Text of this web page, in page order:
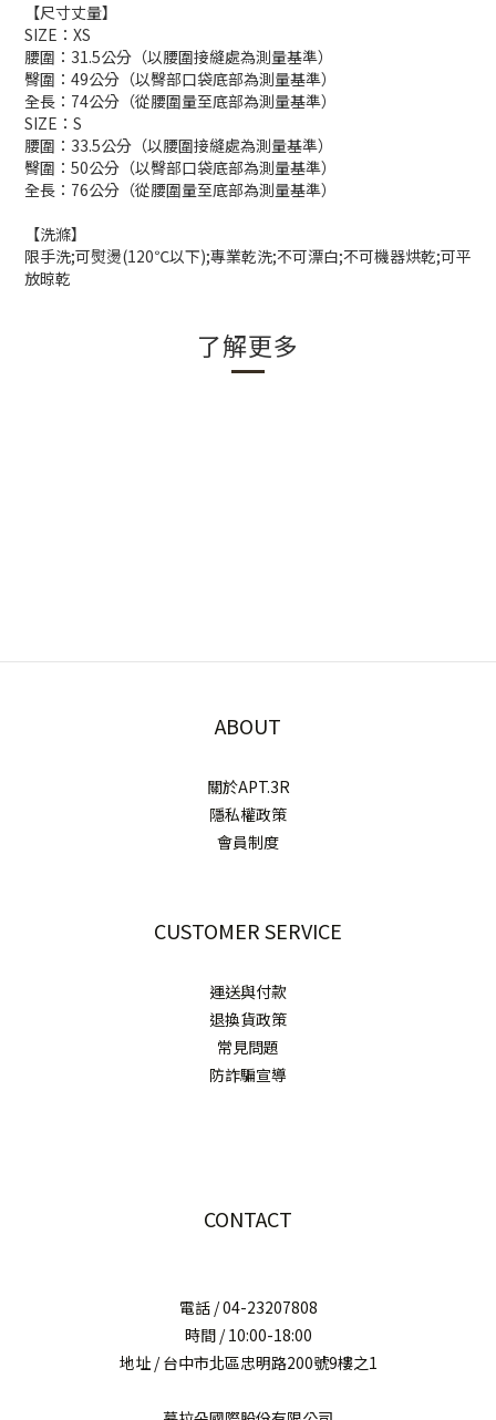
【尺寸丈量】
SIZE：XS
腰圍：31.5公分（以腰圍接縫處為測量基準）
臀圍：49公分（以臀部口袋底部為測量基準）
全長：74公分（從腰圍量至底部為測量基準）
SIZE：S
腰圍：33.5公分（以腰圍接縫處為測量基準）
臀圍：50公分（以臀部口袋底部為測量基準）
全長：76公分（從腰圍量至底部為測量基準）
【洗滌】
限手洗;可熨燙(120℃以下);專業乾洗;不可漂白;不可機器烘乾;可平
放晾乾
了解更多
ABOUT
關於APT.3R
隱私權政策
會員制度
CUSTOMER SERVICE
運送與付款
退換貨政策
常見問題
防詐騙宣導
CONTACT
電話 / 04-23207808
時間 / 10:00-18:00
地址 / 台中市北區忠明路200號9樓之1